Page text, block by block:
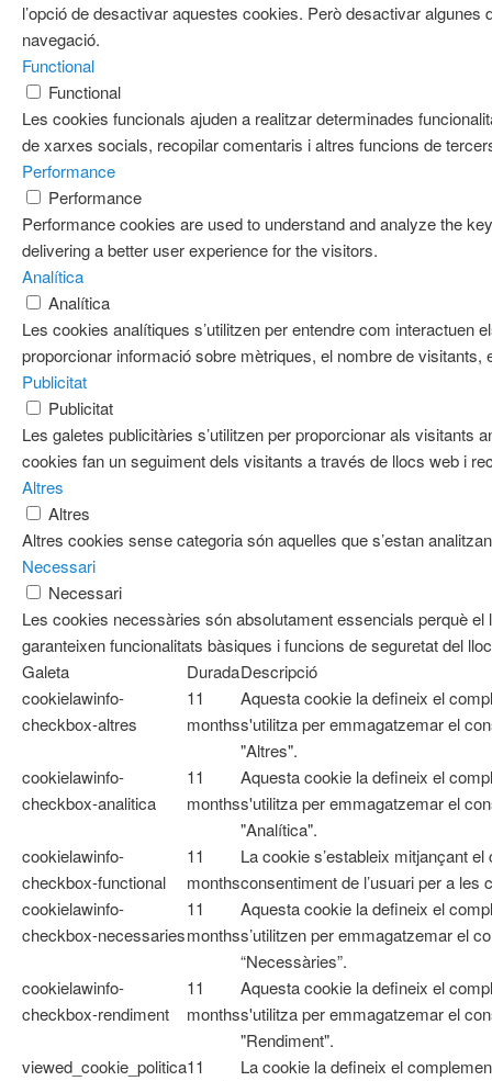
l’opció de desactivar aquestes cookies. Però desactivar
navegació.
Functional
Functional
Les cookies funcionals ajuden a realitzar determinades
de xarxes socials, recopilar comentaris i altres funcions de
Performance
Performance
Performance cookies are used to understand and analyze the
delivering a better user experience for the visitors.
Analítica
Analítica
Les cookies analítiques s’utilitzen per entendre com interactuen
proporcionar informació sobre mètriques, el nombre de visitants,
Publicitat
Publicitat
Les galetes publicitàries s’utilitzen per proporcionar als
cookies fan un seguiment dels visitants a través de llocs web i
Altres
Altres
Altres cookies sense categoria són aquelles que s’estan
Necessari
Necessari
Les cookies necessàries són absolutament essencials perquè
garanteixen funcionalitats bàsiques i funcions de seguretat del
Galeta
DuradaDescripció
cookielawinfo-
checkbox-altres
11
months
Aquesta cookie la defineix el
s'utilitza per emmagatzemar el
"Altres".
cookielawinfo-
checkbox-analitica
11
months
Aquesta cookie la defineix el
s'utilitza per emmagatzemar el
"Analítica".
cookielawinfo-
checkbox-functional
11
months
La cookie s’estableix mitjançant
consentiment de l’usuari per a les
cookielawinfo-
checkbox-necessaries
11
months
Aquesta cookie la defineix el
s’utilitzen per emmagatzemar el
“Necessàries”.
cookielawinfo-
checkbox-rendiment
11
months
Aquesta cookie la defineix el
s'utilitza per emmagatzemar el
"Rendiment".
viewed_cookie_politica11
La cookie la defineix el